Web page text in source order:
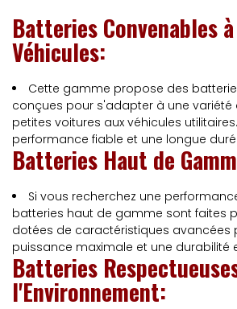
Batteries Convenables
Véhicules:
Cette gamme propose des
conçues pour s'adapter à une variété
petites voitures aux véhicules
performance fiable et une longue
Batteries Haut de
Si vous recherchez une
batteries haut de gamme sont faites
dotées de caractéristiques avancées
puissance maximale et une durabilité
Batteries
l'Environnement: